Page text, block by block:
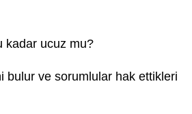
kadar ucuz mu?
bulur ve sorumlular hak ettikleri